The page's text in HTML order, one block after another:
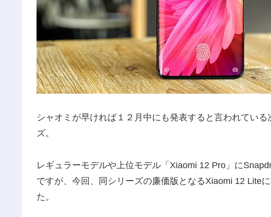
シャオミが早ければ１２月中にも発表すると言われてい
ズ。
レギュラーモデルや上位モデル「Xiaomi 12 Pro」に
ですが、今回、同シリーズの廉価版となるXiaomi 12 Lite
た。